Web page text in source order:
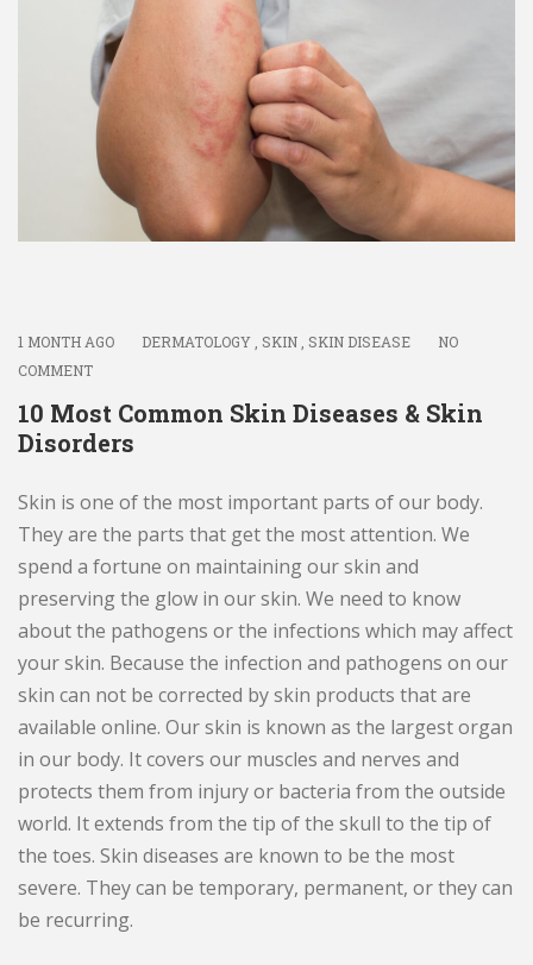
1 MONTH AGO DERMATOLOGY , SKIN , SKIN DISEASE
NO
COMMENT
10 Most Common Skin Diseases & Skin
Disorders
Skin is one of the most important parts of our body.
They are the parts that get the most attention. We
spend a fortune on maintaining our skin and
preserving the glow in our skin. We need to know
about the pathogens or the infections which may affect
your skin. Because the infection and pathogens on our
skin can not be corrected by skin products that are
available online. Our skin is known as the largest organ
in our body. It covers our muscles and nerves and
protects them from injury or bacteria from the outside
world. It extends from the tip of the skull to the tip of
the toes. Skin diseases are known to be the most
severe. They can be temporary, permanent, or they can
be recurring.